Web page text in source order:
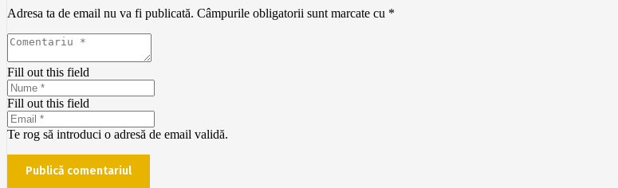
Adresa ta de email nu va fi publicată. Câmpurile obligatorii sunt marcate cu *
Fill out this field
Fill out this field
Te rog să introduci o adresă de email validă.
Publică comentariul